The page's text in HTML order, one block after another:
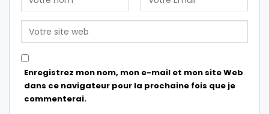
Enregistrez mon nom, mon e-mail et mon site Web
dans ce navigateur pour la prochaine fois que je
commenterai.